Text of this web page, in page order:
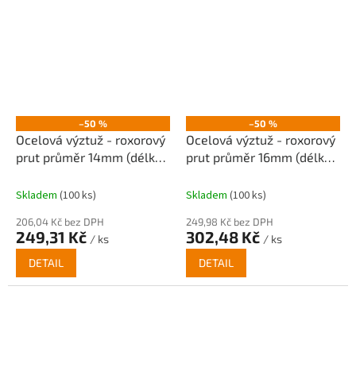
–50 %
Ocelová výztuž - roxorový
prut průměr 14mm (délka
Skladem (100 ks)
206,04 Kč bez DPH
249,31 Kč / ks
DETAIL
–50 %
Ocelová výztuž - roxorový
prut průměr 16mm (délka
Skladem (100 ks)
249,98 Kč bez DPH
302,48 Kč / ks
DETAIL